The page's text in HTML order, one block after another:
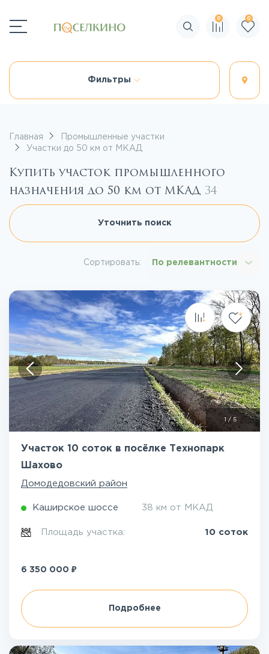
Поиск по сайту
0 0
Фильтры
Главная
Промышленные участки
Участки до 50 км от МКАД
Купить участок промышленного
назначения до 50 км от МКАД 34
Уточнить поиск
Сортировать: По релевантности
/5
Участок 10 соток в посёлке Технопарк
Шахово
Домодедовский район
Каширское шоссе 38 км от МКАД
Площадь участка: 10 соток
6 350 000 ₽
Подробнее